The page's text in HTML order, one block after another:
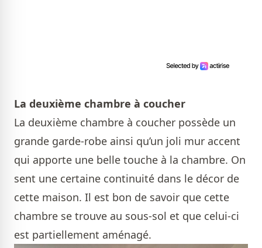
La deuxième chambre à coucher
La deuxième chambre à coucher possède un
grande garde-robe ainsi qu’un joli mur accent
qui apporte une belle touche à la chambre. On
sent une certaine continuité dans le décor de
cette maison. Il est bon de savoir que cette
chambre se trouve au sous-sol et que celui-ci
est partiellement aménagé.